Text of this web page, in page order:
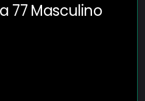
77 Masculino